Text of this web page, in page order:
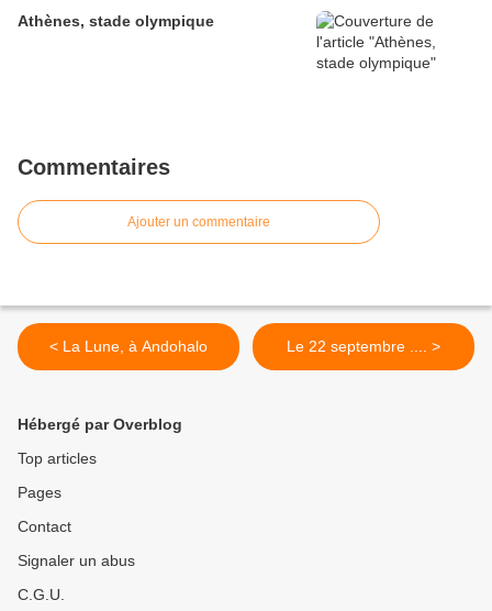
Athènes, stade olympique
Commentaires
Ajouter un commentaire
< La Lune, à Andohalo Le 22 septembre .... >
Hébergé par Overblog
Top articles
Pages
Contact
Signaler un abus
C.G.U.